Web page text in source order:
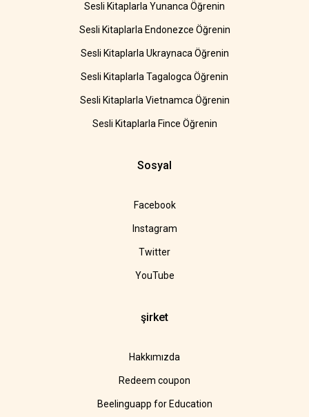
Sesli Kitaplarla Yunanca Öğrenin
Sesli Kitaplarla Endonezce Öğrenin
Sesli Kitaplarla Ukraynaca Öğrenin
Sesli Kitaplarla Tagalogca Öğrenin
Sesli Kitaplarla Vietnamca Öğrenin
Sesli Kitaplarla Fince Öğrenin
Sosyal
Facebook
Instagram
Twitter
YouTube
şirket
Hakkımızda
Redeem coupon
Beelinguapp for Education